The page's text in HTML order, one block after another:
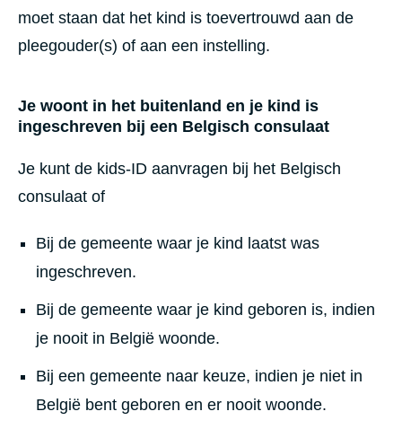
moet staan dat het kind is toevertrouwd aan de
pleegouder(s) of aan een instelling.
Je woont in het buitenland en je kind is
ingeschreven bij een Belgisch consulaat
Je kunt de kids-ID aanvragen bij het Belgisch
consulaat of
Bij de gemeente waar je kind laatst was
ingeschreven.
Bij de gemeente waar je kind geboren is, indien
je nooit in België woonde.
Bij een gemeente naar keuze, indien je niet in
België bent geboren en er nooit woonde.